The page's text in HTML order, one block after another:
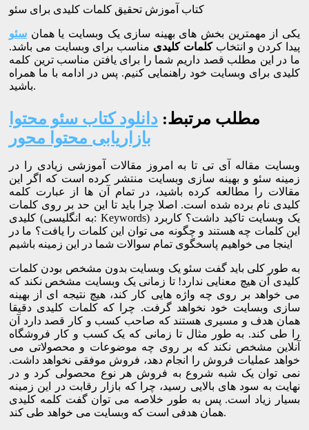
کتاب آموزش تحقیق کلمات کلیدی برای سئو
یکی از مهمترین بخش های بهینه سازی یک وبسایت یا همان سئو
پیدا کردن و انتخابکلمات کلیدی مناسب برای وبسایت می باشد.
ما در این مطلب قصد داریم شما را برای یافتن مناسب ترین کلمه
کلیدی برای وبسایت خود راهنمایی کنیم. پس در ادامه با ما همراه
باشید.
مطلب مرتبط: دانلود کتاب سئو محتوا
بازاریابی محتوا محور
وبسایت مقاله آی تی تا به امروز مقالات آموزشی زیادی را در
زمینه سئو و بهینه سازی وبسایت منتشر کرده است که اگر این
مقالات را مطالعه کرده باشید، در تمام آن ها از عبارت کلمه
کلیدی نام برده شده است. اصلا چرا باید تا این حد بر روی کلمات
کلیدی (به انگلیسی: Keywords) یک وبسایت تاکید داشت؟ کاربرد
این کلمات چه هستند و چگونه می توان این کلمات را یافت؟ ما در
اینجا می خواهیم پاسخگوی تمام سوالات شما در این زمینه باشیم
به طور کلی باید گفت سئو یک وبسایت بدون مشخص بودن کلمات
کلیدی آن هیچ معنایی ندارد! تا زمانی یک وبسایت مشخص نکند که
می خواهد بر روی چه واژه هایی کار کند، هیچ نتیجه ای از بهینه
سازی وبسایت خود نخواهد گرفت. چرا که کلمات کلیدی دقیقا
همان هدف و مسیری هستند که صاحب کسب و کار قصد دارد آن
را طی کند. به طور مثال تا زمانی که یک کسب و کار فروشگاه
آنلاین مشخص نکند که بر روی چه موضوعات و محصولاتی می
خواهد عملیات فروش را انجام دهد، فروش موفقی نخواهد داشت.
نمی توان یک شبه شروع به فروش هر نوع محصولی کرد و در
نهایت به سود های بالایی رسید، چرا که بازار رقابت در این زمینه
بسیار زیاد است. پس به طور خلاصه می توان گفت کلمه کلیدی
همان هدفی است که وبسایت می خواهد طی کند.